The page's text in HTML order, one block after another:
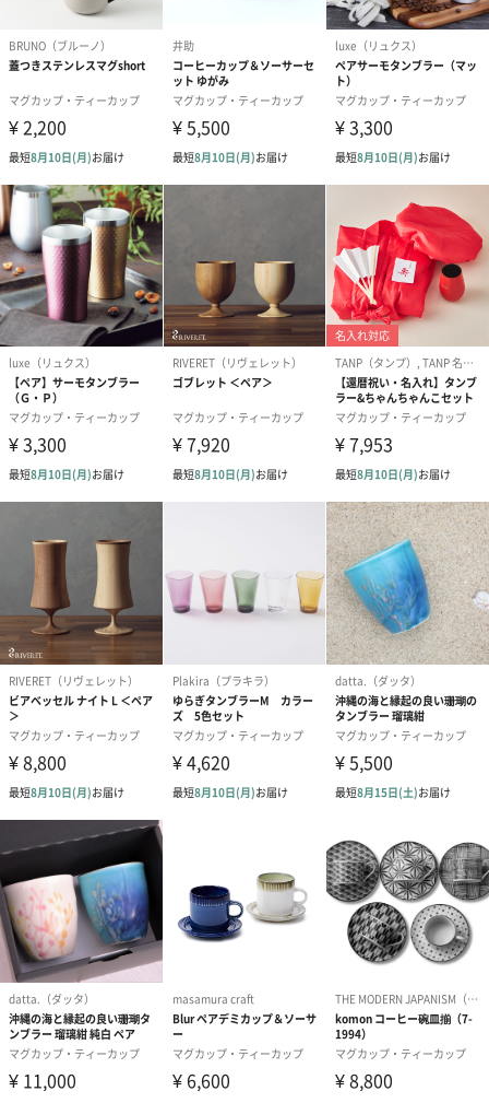
そして「ひとりにひとつをありがとう」を伝える商品づくりを目
指しています。
美味食品部門では、健康的かつ上質で豊かな食生活を楽しんでい
ただけることを目標とした加工食品の研究開発を続けてきまし
た。
質感精密木工部門では岩手県産の木材や南部鉄器、漆などの素材
使い、三次元CG技術を用いて、ユニバーサルデザインに配慮した
「オンリーワン」の木製ギフトを作っています。
［オンリーワン］の木製ギフト
成長過程を感じられる手形入りマギーカップはご自分のお子様用
にはもちろん、お祝いのギフトとしてもとても人気があります。
友人や先輩の出産祝い、ご両親の還暦祝いなど様々なお祝い事の
商品詳細情報
成分/原材料
木地：樹齢80年前後 北東北産 北限山桜 無垢材
幅・奥行き・
高さ
125mm・220mm・115mm
外装の形状
お仕立券：化粧箱
商品本体：クリアケース
重さ/内容量
412g（外装込）
セット状態
お仕立券：
お仕立券*1
返送用ハガキ*1
化粧箱に入り、包装紙にリボンをかけた状態
象りきっとカバン：
象り用キット*3
完成品見本*1
象りマニュアル*1
返送用伝票*1
皮のカバンに入り外ダンボールに入った状態